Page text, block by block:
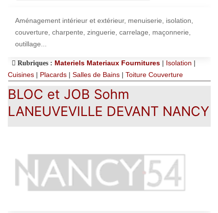
Aménagement intérieur et extérieur, menuiserie, isolation,
couverture, charpente, zinguerie, carrelage, maçonnerie,
outillage...
Rubriques : Materiels Materiaux Fournitures | Isolation |
Cuisines | Placards | Salles de Bains | Toiture Couverture
BLOC et JOB Sohm
LANEUVEVILLE DEVANT NANCY